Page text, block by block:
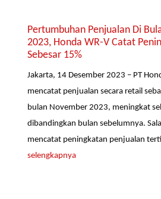
Pertumbuhan Penjualan Di
2023, Honda WR-V Catat
Sebesar 15%
Jakarta, 14 Desember 2023 – PT
mencatat penjualan secara retail
bulan November 2023, meningkat
dibandingkan bulan sebelumnya.
mencatat peningkatan penjualan
selengkapnya